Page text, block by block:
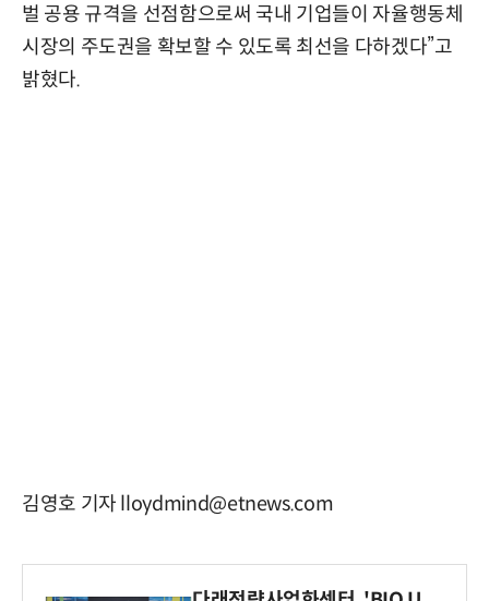
벌 공용 규격을 선점함으로써 국내 기업들이 자율행동체
시장의 주도권을 확보할 수 있도록 최선을 다하겠다”고
밝혔다.
김영호 기자 lloydmind@etnews.com